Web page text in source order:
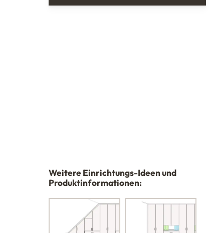
Weitere Einrichtungs-Ideen und
Produktinformationen: